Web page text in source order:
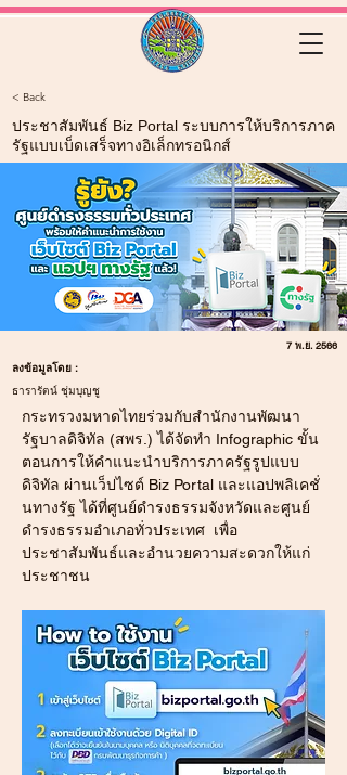
< Back
ประชาสัมพันธ์ Biz Portal ระบบการให้บริการภาค
รัฐแบบเบ็ดเสร็จทางอิเล็กทรอนิกส์
7 พ.ย. 2566
ลงข้อมูลโดย :
ธารารัตน์ ชุ่มบุญชู
กระทรวงมหาดไทยร่วมกับสำนักงานพัฒนา
รัฐบาลดิจิทัล (สพร.) ได้จัดทำ Infographic ขั้น
ตอนการให้คำแนะนำบริการภาครัฐรูปแบบ
ดิจิทัล ผ่านเว็ปไซต์ Biz Portal และแอปพลิเคชั่
นทางรัฐ ได้ที่ศูนย์ดำรงธรรมจังหวัดและศูนย์
ดำรงธรรมอำเภอทั่วประเทศ  เพื่อ
ประชาสัมพันธ์และอำนวยความสะดวกให้แก่
ประชาชน